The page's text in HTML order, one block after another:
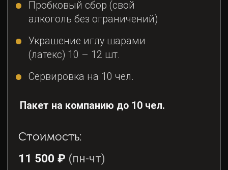
Стоимость:
12 500 ₽ (пт-вс)
11 500 ₽
Забронировать